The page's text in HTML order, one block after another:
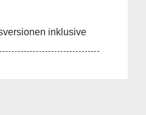
inklusive